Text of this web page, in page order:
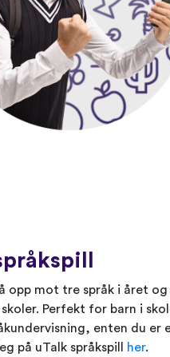
opp mot tre språk i året
Perfekt for barn i
enten du er
på uTalk språkspill
her.